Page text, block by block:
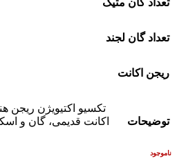
تعداد گان لجند
ریجن اکانت
توضیحات
تکسیو اکتیویژن ریجن
اکانت قدیمی، گان و
ناموجود